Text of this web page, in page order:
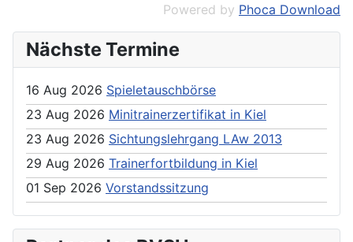
Powered by Phoca Download
Nächste Termine
16 Aug 2026 Spieletauschbörse
23 Aug 2026 Minitrainerzertifikat in Kiel
23 Aug 2026 Sichtungslehrgang LAw 2013
29 Aug 2026 Trainerfortbildung in Kiel
01 Sep 2026 Vorstandssitzung